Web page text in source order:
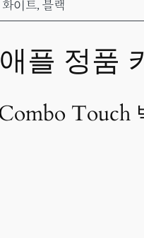
화이트, 블랙
플 정품
Touch